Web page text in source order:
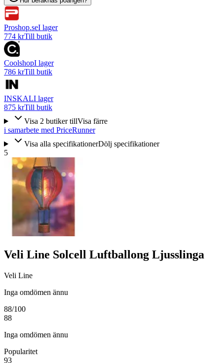
Proshop.seI lager
774 krTill butik
CoolshopI lager
786 krTill butik
INSKALI lager
875 krTill butik
Visa 2 butiker tillVisa färre
i samarbete med PriceRunner
Visa alla specifikationerDölj specifikationer
5
Veli Line Solcell Luftballong Ljusslinga
Veli Line
Inga omdömen ännu
88/100
88
Inga omdömen ännu
Popularitet
93